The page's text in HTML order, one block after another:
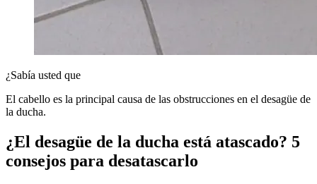
¿Sabía usted que
El cabello es la principal causa de las obstrucciones en el desagüe de
la ducha.
¿El desagüe de la ducha está atascado? 5
consejos para desatascarlo